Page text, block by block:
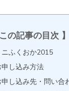
この記事の目次
ニふくおか2015
申し込み方法
申し込み先・問い合